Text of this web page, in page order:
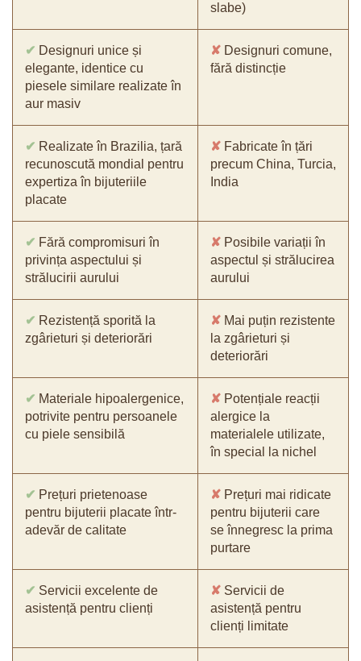
slabe)
✔ Designuri unice și
elegante, identice cu
piesele similare realizate în
aur masiv
✘ Designuri comune,
fără distincție
✔ Realizate în Brazilia, țară
recunoscută mondial pentru
expertiza în bijuteriile
placate
✘ Fabricate în țări
precum China, Turcia,
India
✔ Fără compromisuri în
privința aspectului și
strălucirii aurului
✘ Posibile variații în
aspectul și strălucirea
aurului
✔ Rezistență sporită la
zgârieturi și deteriorări
✘ Mai puțin rezistente
la zgârieturi și
deteriorări
✔ Materiale hipoalergenice,
potrivite pentru persoanele
cu piele sensibilă
✘ Potențiale reacții
alergice la
materialele utilizate,
în special la nichel
✔ Prețuri prietenoase
pentru bijuterii placate într-
adevăr de calitate
✘ Prețuri mai ridicate
pentru bijuterii care
se înnegresc la prima
purtare
✔ Servicii excelente de
asistență pentru clienți
✘ Servicii de
asistență pentru
clienți limitate